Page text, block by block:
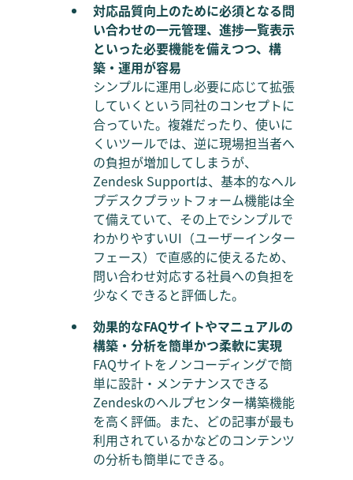
対応品質向上のために必須となる問
い合わせの一元管理、進捗一覧表示
といった必要機能を備えつつ、構
築・運用が容易
シンプルに運用し必要に応じて拡張
していくという同社のコンセプトに
合っていた。複雑だったり、使いに
くいツールでは、逆に現場担当者へ
の負担が増加してしまうが、
Zendesk Supportは、基本的なヘル
プデスクプラットフォーム機能は全
て備えていて、その上でシンプルで
わかりやすいUI（ユーザーインター
フェース）で直感的に使えるため、
問い合わせ対応する社員への負担を
少なくできると評価した。
効果的なFAQサイトやマニュアルの
構築・分析を簡単かつ柔軟に実現
FAQサイトをノンコーディングで簡
単に設計・メンテナンスできる
Zendeskのヘルプセンター構築機能
を高く評価。また、どの記事が最も
利用されているかなどのコンテンツ
の分析も簡単にできる。